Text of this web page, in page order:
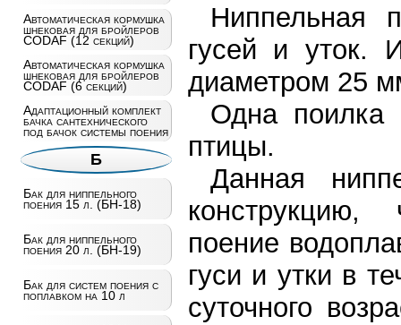
Автоматическая кормушка
шнековая для бройлеров
CODAF (12 секций)
Автоматическая кормушка
шнековая для бройлеров
CODAF (6 секций)
Адаптационный комплект
бачка сантехнического
под бачок системы поения
Б
Бак для ниппельного
поения 15 л. (БН-18)
Бак для ниппельного
поения 20 л. (БН-19)
Бак для систем поения с
поплавком на 10 л
Ниппельная
гусей и уток.
диаметром 25
Одна поилка
птицы.
Данная
поение
гуси и утки в
суточного